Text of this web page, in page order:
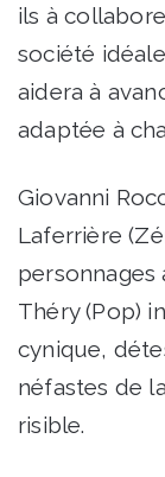
ils à
société
aidera à
adaptée à
Giovanni
Laferrière
Théry (Pop)
cynique,
néfastes de
risible.